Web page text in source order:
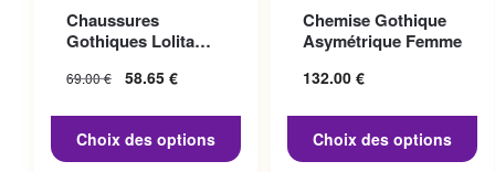
Chaussures
Gothiques Lolita
69.00€
Le prix initial
58.65 €
58.65 €.
Choix des options
variations. Les options
peuvent être choisies sur la
page du produit
Chemise Gothique
Asymétrique Femme
132.00 €
Choix des options
variations. Les options
peuvent être choisies sur la
page du produit